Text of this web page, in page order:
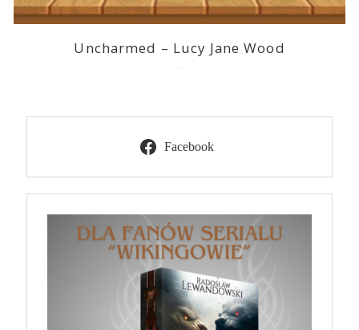
Uncharmed – Lucy Jane Wood
Facebook